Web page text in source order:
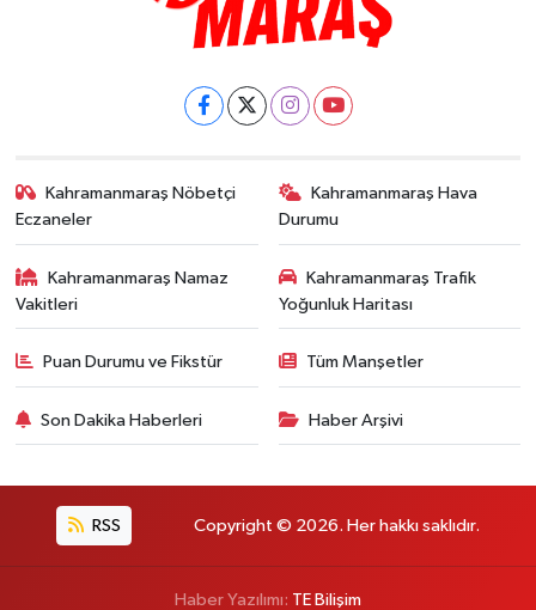
Kahramanmaraş Nöbetçi
Eczaneler
Kahramanmaraş Hava
Durumu
Kahramanmaraş Namaz
Vakitleri
Kahramanmaraş Trafik
Yoğunluk Haritası
Puan Durumu ve Fikstür Tüm Manşetler
Son Dakika Haberleri Haber Arşivi
RSS Copyright © 2026. Her hakkı saklıdır.
Haber Yazılımı: TE Bilişim